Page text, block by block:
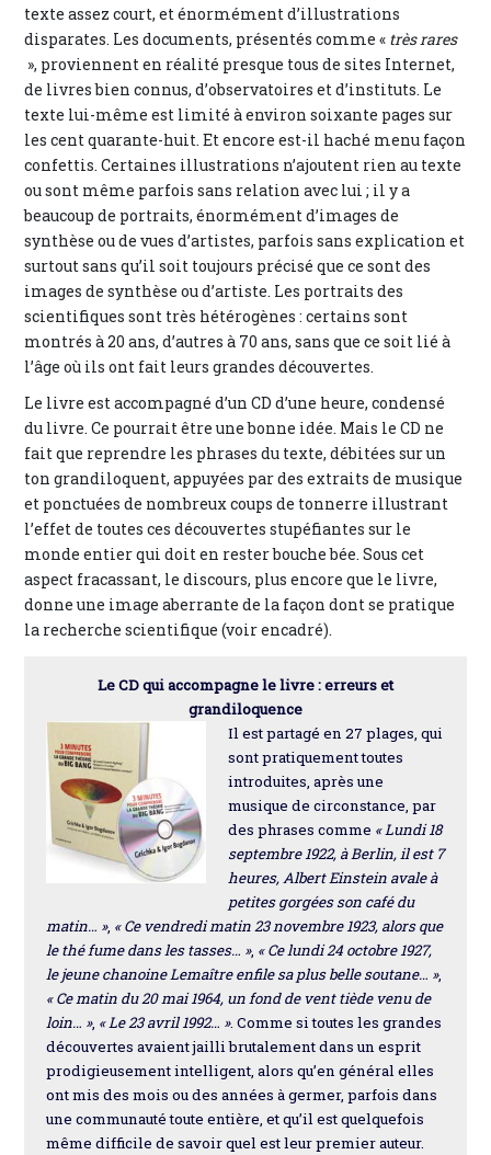
texte assez court, et énormément d’illustrations
disparates. Les documents, présentés comme « très rares
», proviennent en réalité presque tous de sites Internet,
de livres bien connus, d’observatoires et d’instituts. Le
texte lui-même est limité à environ soixante pages sur
les cent quarante-huit. Et encore est-il haché menu façon
confettis. Certaines illustrations n’ajoutent rien au texte
ou sont même parfois sans relation avec lui ; il y a
beaucoup de portraits, énormément d’images de
synthèse ou de vues d’artistes, parfois sans explication et
surtout sans qu’il soit toujours précisé que ce sont des
images de synthèse ou d’artiste. Les portraits des
scientifiques sont très hétérogènes : certains sont
montrés à 20 ans, d’autres à 70 ans, sans que ce soit lié à
l’âge où ils ont fait leurs grandes découvertes.
Le livre est accompagné d’un CD d’une heure, condensé
du livre. Ce pourrait être une bonne idée. Mais le CD ne
fait que reprendre les phrases du texte, débitées sur un
ton grandiloquent, appuyées par des extraits de musique
et ponctuées de nombreux coups de tonnerre illustrant
l’effet de toutes ces découvertes stupéfiantes sur le
monde entier qui doit en rester bouche bée. Sous cet
aspect fracassant, le discours, plus encore que le livre,
donne une image aberrante de la façon dont se pratique
la recherche scientifique (voir encadré).
Le CD qui accompagne le livre : erreurs et
grandiloquence
Il est partagé en 27 plages, qui
sont pratiquement toutes
introduites, après une
musique de circonstance, par
des phrases comme « Lundi 18
septembre 1922, à Berlin, il est 7
heures, Albert Einstein avale à
petites gorgées son café du
matin… », « Ce vendredi matin 23 novembre 1923, alors que
le thé fume dans les tasses… », « Ce lundi 24 octobre 1927,
le jeune chanoine Lemaître enfile sa plus belle soutane… »,
« Ce matin du 20 mai 1964, un fond de vent tiède venu de
loin… », « Le 23 avril 1992… ». Comme si toutes les grandes
découvertes avaient jailli brutalement dans un esprit
prodigieusement intelligent, alors qu’en général elles
ont mis des mois ou des années à germer, parfois dans
une communauté toute entière, et qu’il est quelquefois
même difficile de savoir quel est leur premier auteur.